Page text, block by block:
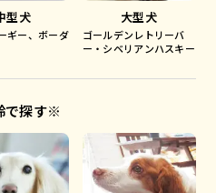
型犬
ギー、ボーダ
大型犬
ゴールデンレトリーバ
ー・シベリアンハスキー
で探す※